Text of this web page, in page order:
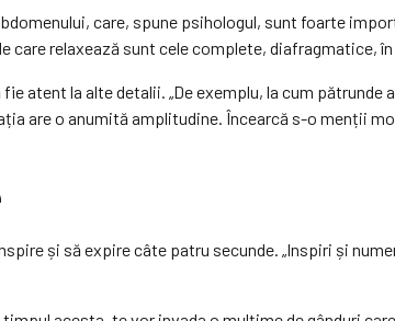
care, spune psihologul, sunt foarte
relaxează sunt cele complete, diafragmatice, în
la alte detalii. „De exemplu, la cum pătrunde
are o anumită amplitudine. Încearcă s-o menții
și să expire câte patru secunde. „Inspiri și